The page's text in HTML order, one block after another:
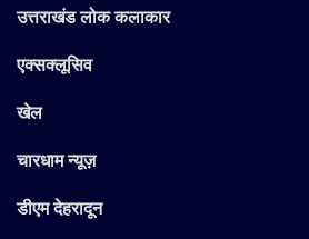
उत्तराखंड लोक कलाकार
एक्सक्लूसिव
खेल
चारधाम न्यूज़
डीएम देहरादून